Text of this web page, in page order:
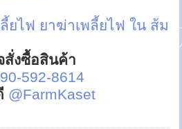
ยไฟ ยาฆ่าเพลี้ยไฟ ใน ส้ม
สั่งซื้อสินค้า
592-8614
@FarmKaset